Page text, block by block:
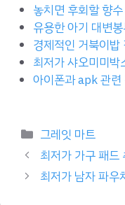
놓치면 후회할 향
유용한 아기 대변
경제적인 거북이
최저가 샤오미미
아이폰과 apk 관련
Categories
그레잇 마트
최저가 가구 패드
최저가 남자 파우